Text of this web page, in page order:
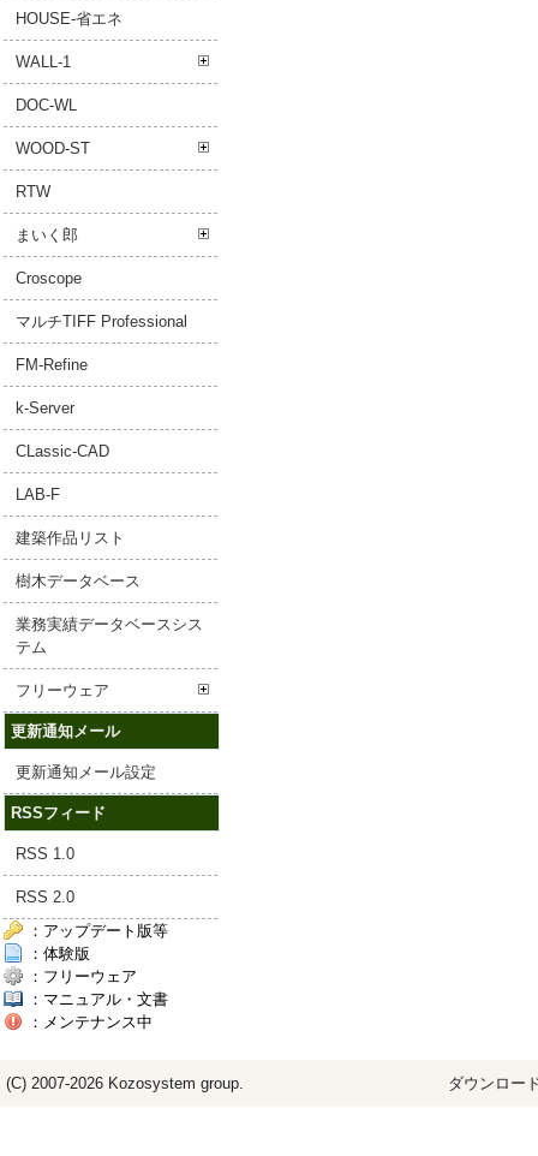
HOUSE-省エネ
WALL-1
DOC-WL
WOOD-ST
RTW
まいく郎
Croscope
マルチTIFF Professional
FM-Refine
k-Server
CLassic-CAD
LAB-F
建築作品リスト
樹木データベース
業務実績データベースシス
テム
フリーウェア
更新通知メール
更新通知メール設定
RSSフィード
RSS 1.0
RSS 2.0
：アップデート版等
：体験版
：フリーウェア
：マニュアル・文書
：メンテナンス中
(C) 2007-2026 Kozosystem group. ダウンロー